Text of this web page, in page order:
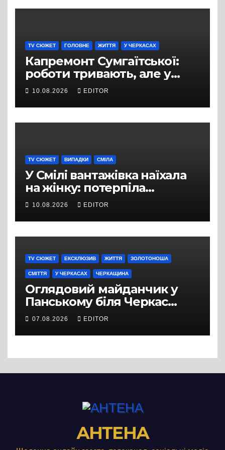
TV СЮЖЕТ ГОЛОВНЕ ЖИТТЯ У ЧЕРКАСАХ
Капремонт Сумгаїтської:
роботи тривають, але у
містян виникло питання
10.08.2026 EDITOR
TV СЮЖЕТ ВИПАДКИ СМІЛА
У Смілі вантажівка наїхала
на жінку: потерпіла
померла в лікарні
10.08.2026 EDITOR
TV СЮЖЕТ ЕКСКЛЮЗИВ ЖИТТЯ ЗОЛОТОНОША
СМІТТЯ У ЧЕРКАСАХ ЧЕРКАЩИНА
Оглядовий майданчик у
Панському біля Черкас
перетворився на занедбане
07.08.2026 EDITOR
АНТЕНА